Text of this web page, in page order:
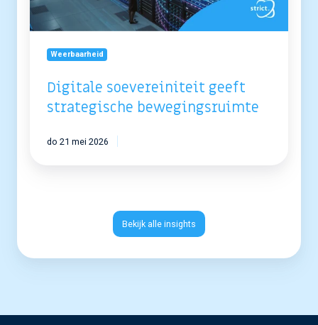
Weerbaarheid
Digitale soevereiniteit geeft
strategische bewegingsruimte
do 21 mei 2026
Bekijk alle insights